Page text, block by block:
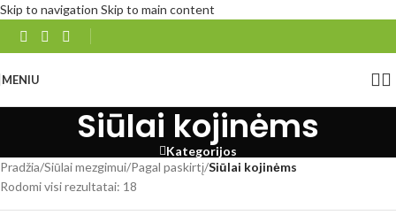
Skip to navigation Skip to main content
MENIU
Siūlai kojinėms
Kategorijos
Pradžia/Siūlai mezgimui/Pagal paskirtį/Siūlai kojinėms
Rodomi visi rezultatai: 18